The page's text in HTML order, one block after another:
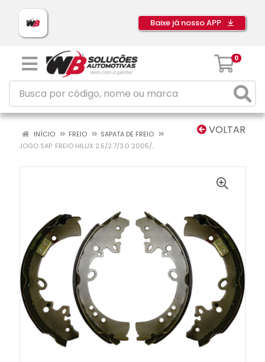
Baixe já nosso APP
0
VOLTAR
INÍCIO FREIO
SAPATA DE FREIO
JOGO SAP. FREIO HILUX 2.5/2.7/3.0 2005/..